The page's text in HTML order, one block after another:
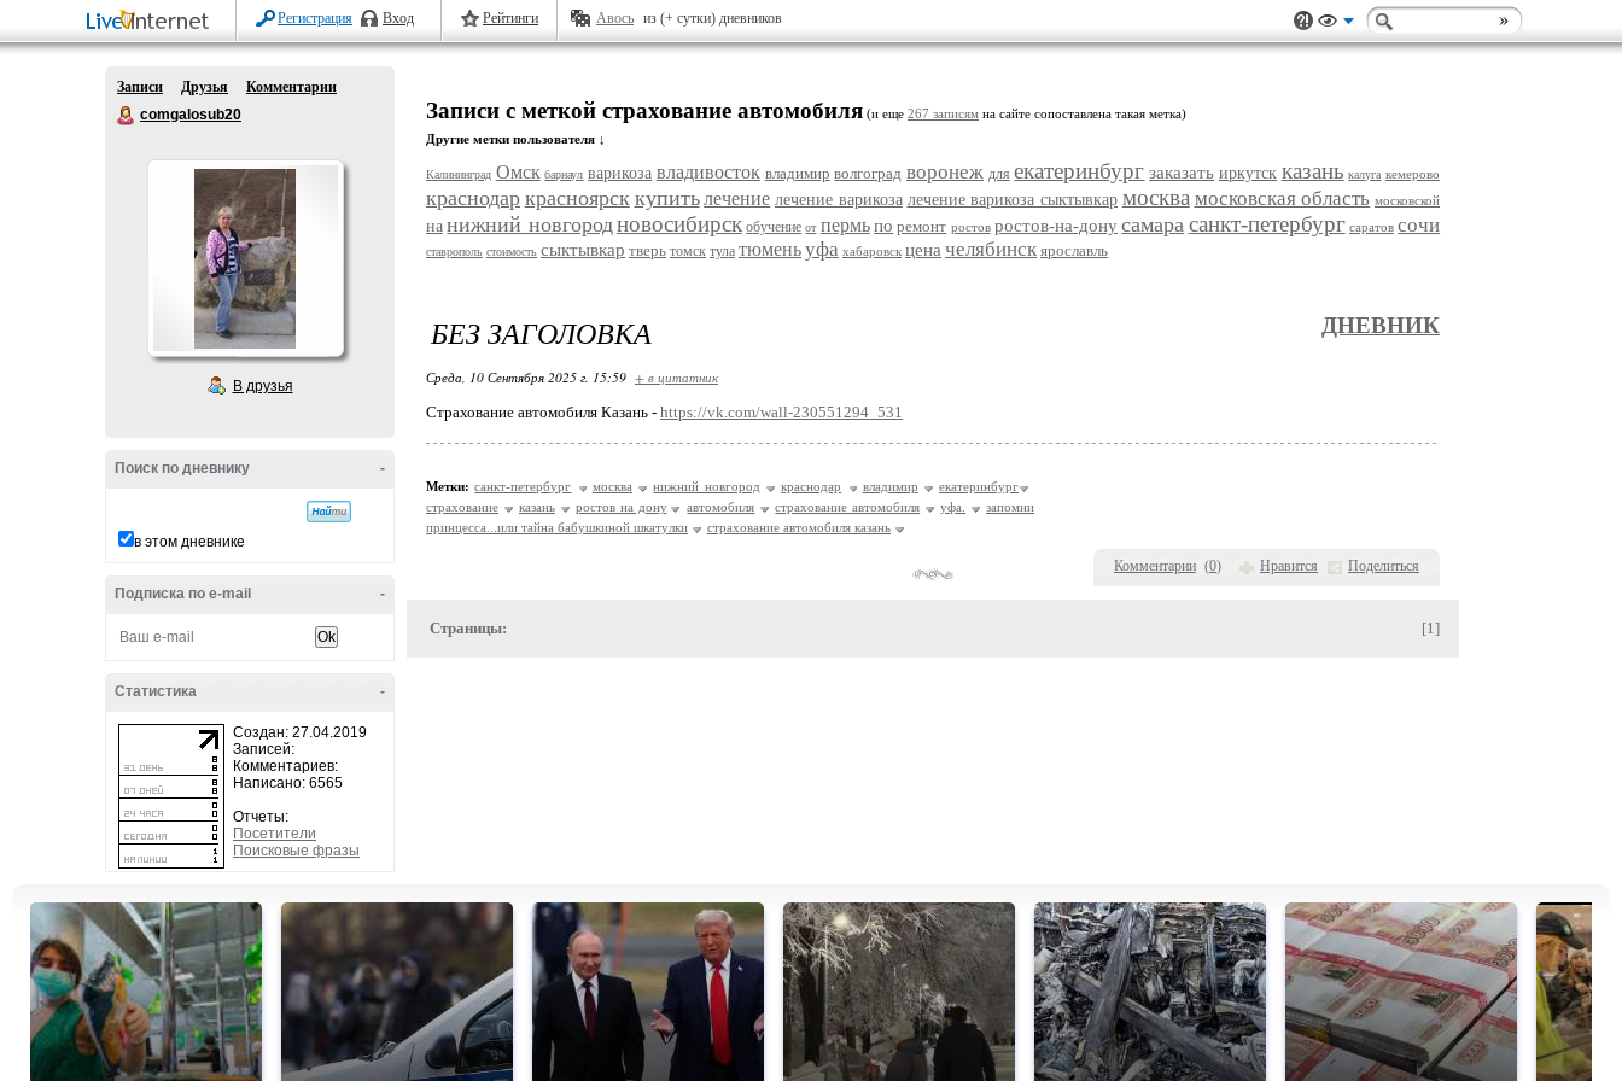
Регистрация Вход Рейтинги Авось из (+ сутки) дневников
Записи Друзья
Комментарии
comgalosub20
В друзья
-
Поиск по дневнику
в этом дневнике
-
Подписка по e-mail
-
Статистика
Создан: 27.04.2019
Записей:
Комментариев:
Написано: 6565
Отчеты:
Посетители
Поисковые фразы
Записи с меткой страхование автомобиля (и еще 267 записям на сайте сопоставлена такая метка)
Другие метки пользователя ↓
Калининград Омск барнаул варикоза владивосток владимир волгоград воронеж для екатеринбург заказать иркутск казань калуга кемерово
краснодар красноярск купить лечение лечение варикоза лечение варикоза сыктывкар москва московская область московской
на нижний новгородновосибирск обучение от пермь по ремонт ростов ростов-на-дону самара санкт-петербург саратов сочи
ставрополь стоимость сыктывкар тверь томск тула тюменьуфа хабаровск цена челябинск ярославль
Комментарии (0) Нравится Поделиться
БЕЗ ЗАГОЛОВКА ДНЕВНИК
Среда, 10 Сентября 2025 г. 15:59 + в цитатник
Страхование автомобиля Казань - https://vk.com/wall-230551294_531
Метки: санкт-петербург москва нижний новгород краснодар владимир
екатеринбург
страхование
казань ростов на дону автомобиля страхование автомобиля уфа.
запомни
принцесса...или тайна бабушкиной шкатулки
страхование автомобиля казань
Страницы: [1]